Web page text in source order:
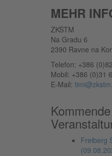
MEHR
ZKŠTM
Na Gradu 6
2390 Ravne na
Telefon: +386
Mobil: +386 (0)31
E-Mail:
Kommende
Freiberg